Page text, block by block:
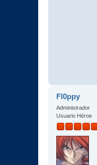
Fl0ppy
Administrador
Usuario Héroe